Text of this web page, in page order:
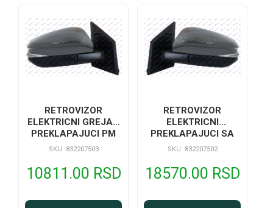
RETROVIZOR
ELEKTRICNI GREJAC
PREKLAPAJUCI PM
(SA SVE)
SKU: 832207503
10811.00 RSD
RETROVIZOR
ELEKTRICNI
PREKLAPAJUCI SA
GREJAC / MIGAVAC A
SKU: 832207502
18570.00 RSD